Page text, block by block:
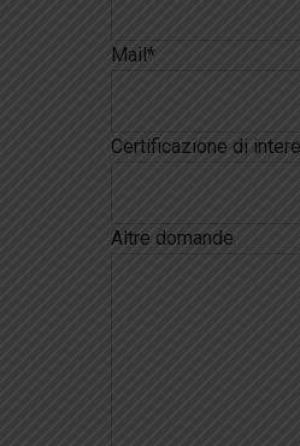
Mail*
Certificazione di
Altre domande